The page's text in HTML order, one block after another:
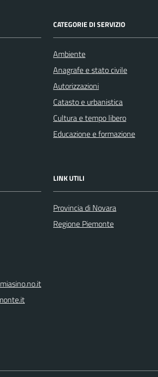
CATEGORIE DI SERVIZIO
Ambiente
Anagrafe e stato civile
Autorizzazioni
Catasto e urbanistica
Cultura e tempo libero
Educazione e formazione
LINK UTILI
Provincia di Novara
Regione Piemonte